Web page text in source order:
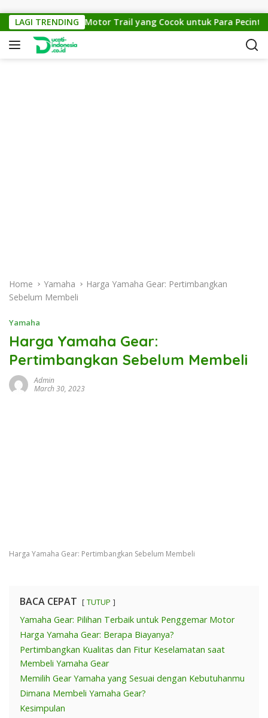
LAGI TRENDING
KTM Cross 150: Motor Trail yang Cocok untuk Para Pecinta
Home Yamaha
Harga Yamaha Gear: Pertimbangkan
Sebelum Membeli
Yamaha
Harga Yamaha Gear:
Pertimbangkan Sebelum Membeli
Admin
March 30, 2023
Harga Yamaha Gear: Pertimbangkan Sebelum Membeli
BACA CEPAT TUTUP
Yamaha Gear: Pilihan Terbaik untuk Penggemar Motor
Harga Yamaha Gear: Berapa Biayanya?
Pertimbangkan Kualitas dan Fitur Keselamatan saat
Membeli Yamaha Gear
Memilih Gear Yamaha yang Sesuai dengan Kebutuhanmu
Dimana Membeli Yamaha Gear?
Kesimpulan